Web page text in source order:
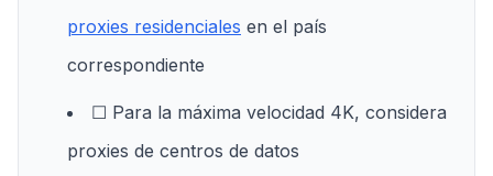
proxies residenciales en el país
correspondiente
☐ Para la máxima velocidad 4K, considera
proxies de centros de datos